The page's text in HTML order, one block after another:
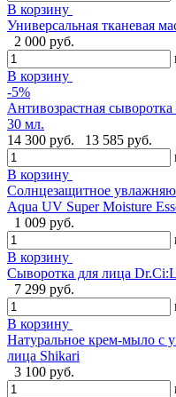
В корзину
Универсальная тканевая
2 000 руб.
В корзину
-5%
Антивозрастная
30 мл.
14 300 руб.
13 585 руб.
В корзину
Солнцезащитное
Aqua UV Super Moisture
1 009 руб.
В корзину
Сыворотка для лица
7 299 руб.
В корзину
Натуральное крем-мыло с
лица Shikari
3 100 руб.